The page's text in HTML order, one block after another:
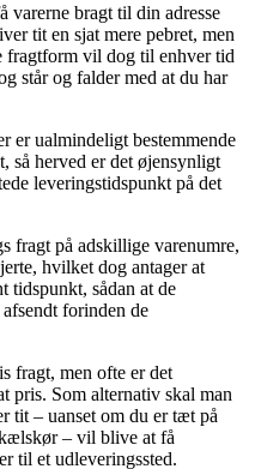
bragt til din adresse
tit en sjat mere pebret, men
fragtform vil dog til enhver tid
står og falder med at du har
er ualmindeligt bestemmende
så herved er det øjensynligt
leveringstidspunkt på det
fragt på adskillige varenumre,
hvilket dog antager at
tidspunkt, sådan at de
forinden de
fragt, men ofte er det
pris. Som alternativ skal man
tit – uanset om du er tæt på
– vil blive at få
til et udleveringssted.